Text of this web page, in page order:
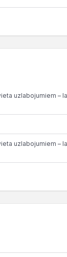
uzlabojumiem –
uzlabojumiem –